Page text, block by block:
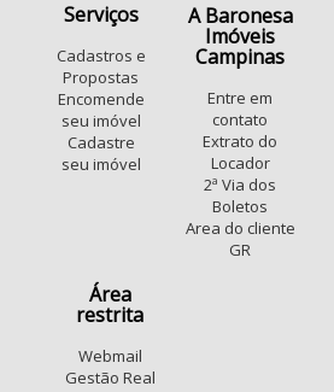
Serviços
Cadastros e
Propostas
Encomende
seu imóvel
Cadastre
seu imóvel
A Baronesa
Imóveis
Campinas
Entre em
contato
Extrato do
Locador
2ª Via dos
Boletos
Area do cliente
GR
Área
restrita
Webmail
Gestão Real